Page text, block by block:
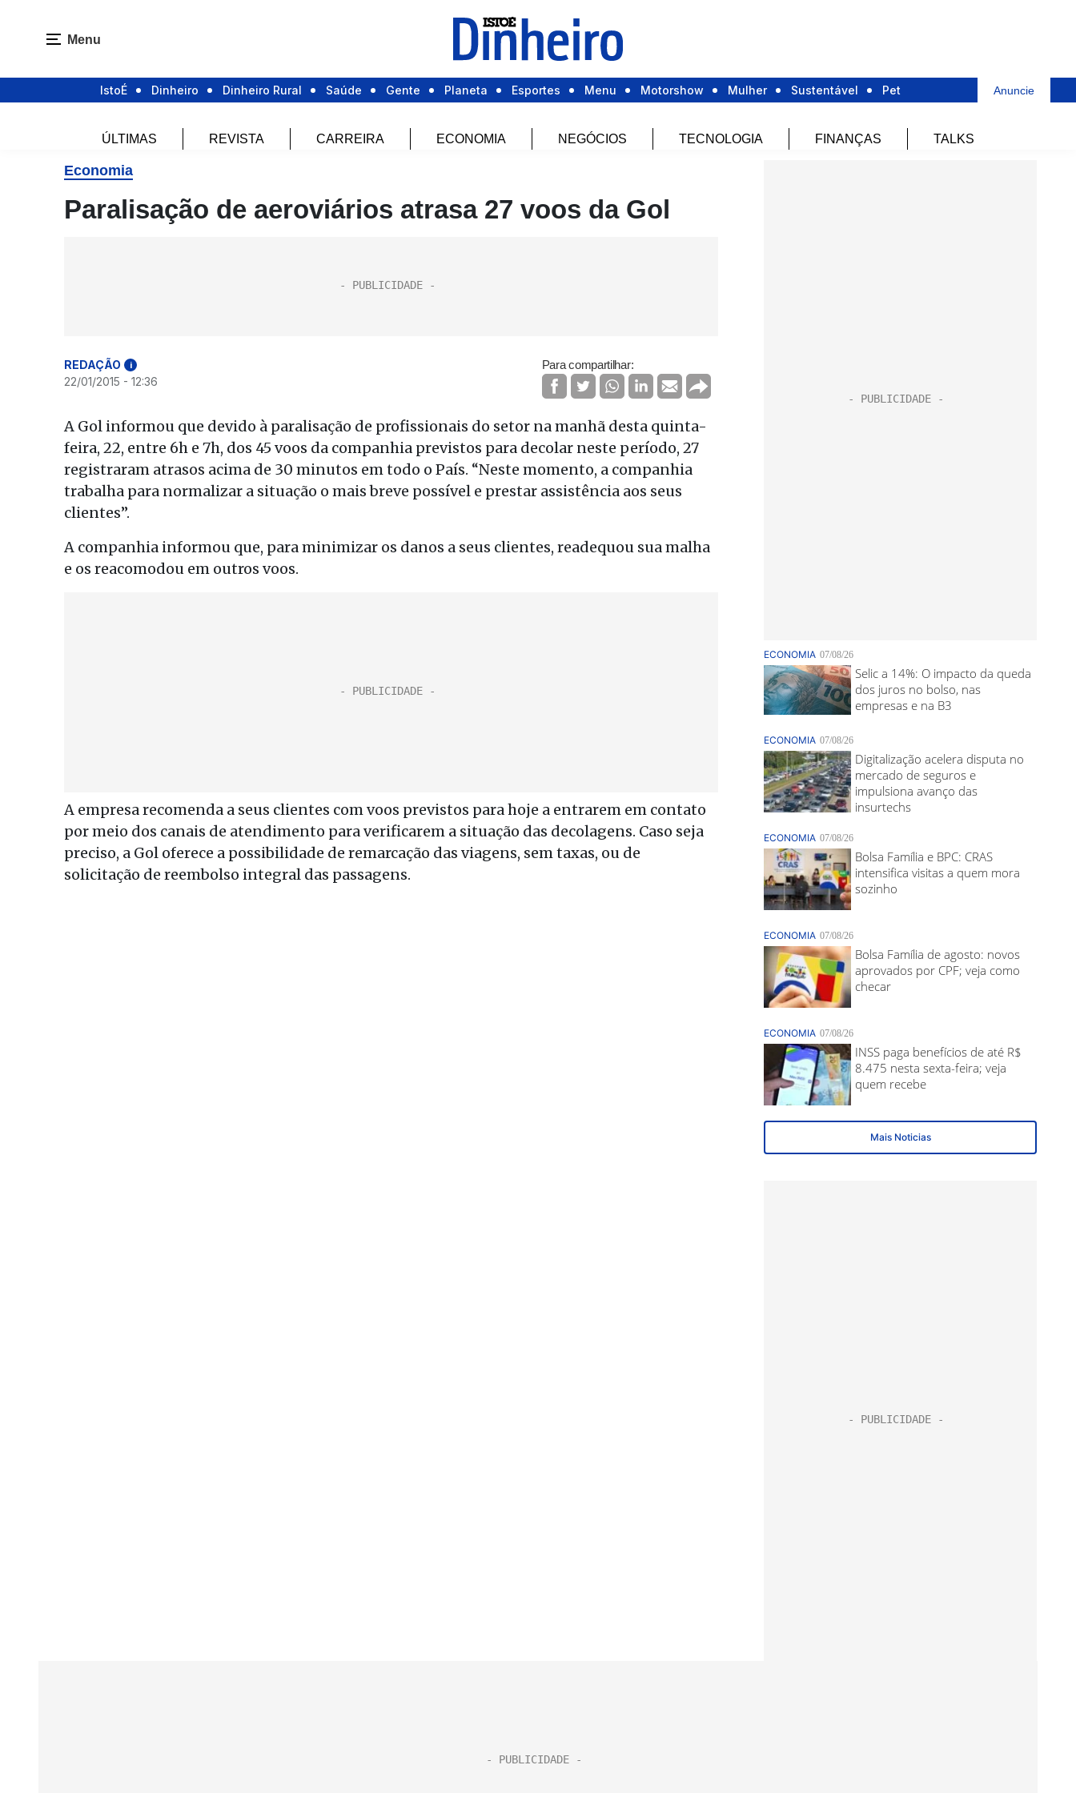
Menu
IstoÉ Dinheiro Dinheiro Rural Saúde Gente Planeta Esportes Menu Motorshow Mulher Sustentável Pet Anuncie
ÚLTIMAS REVISTA CARREIRA ECONOMIA NEGÓCIOS TECNOLOGIA FINANÇAS TALKS
Economia
Paralisação de aeroviários atrasa 27 voos da Gol
REDAÇÃO i
22/01/2015 - 12:36
Para compartilhar:
A Gol informou que devido à paralisação de profissionais do setor na manhã desta quinta-
feira, 22, entre 6h e 7h, dos 45 voos da companhia previstos para decolar neste período, 27
registraram atrasos acima de 30 minutos em todo o País. “Neste momento, a companhia
trabalha para normalizar a situação o mais breve possível e prestar assistência aos seus
clientes”.
A companhia informou que, para minimizar os danos a seus clientes, readequou sua malha
e os reacomodou em outros voos.
A empresa recomenda a seus clientes com voos previstos para hoje a entrarem em contato
por meio dos canais de atendimento para verificarem a situação das decolagens. Caso seja
preciso, a Gol oferece a possibilidade de remarcação das viagens, sem taxas, ou de
solicitação de reembolso integral das passagens.